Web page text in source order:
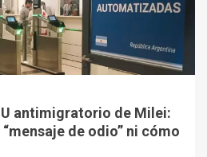
antimigratorio de Milei:
de odio” ni cómo